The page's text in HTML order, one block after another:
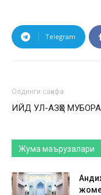
Telegram
Олдинги саҳифа
ИЙД УЛ-АЗҲО
Жума маърузалари
жоме